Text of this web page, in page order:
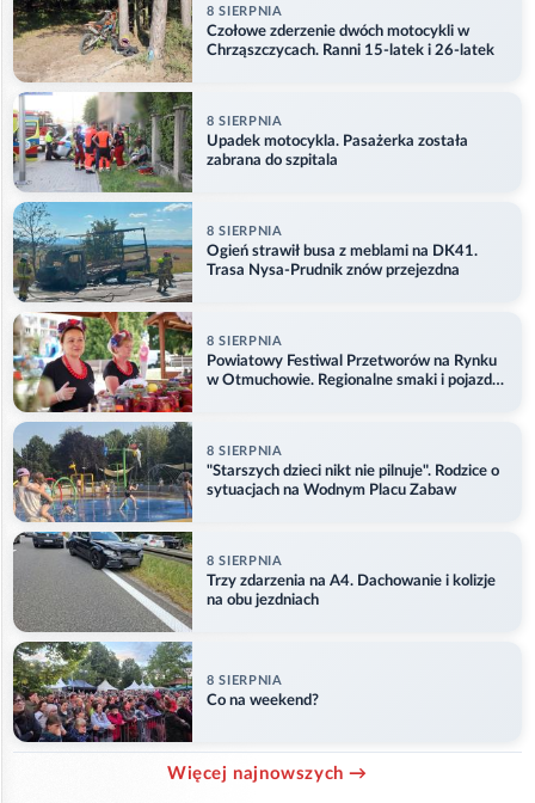
8 SIERPNIA
Czołowe zderzenie dwóch motocykli w
Chrząszczycach. Ranni 15-latek i 26-latek
8 SIERPNIA
Upadek motocykla. Pasażerka została
zabrana do szpitala
8 SIERPNIA
Ogień strawił busa z meblami na DK41.
Trasa Nysa-Prudnik znów przejezdna
8 SIERPNIA
Powiatowy Festiwal Przetworów na Rynku
w Otmuchowie. Regionalne smaki i pojazdy
8 SIERPNIA
"Starszych dzieci nikt nie pilnuje". Rodzice o
sytuacjach na Wodnym Placu Zabaw
8 SIERPNIA
Trzy zdarzenia na A4. Dachowanie i kolizje
na obu jezdniach
8 SIERPNIA
Co na weekend?
Więcej najnowszych →